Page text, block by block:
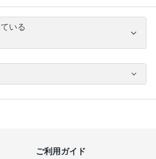
いる
ご利用ガイド